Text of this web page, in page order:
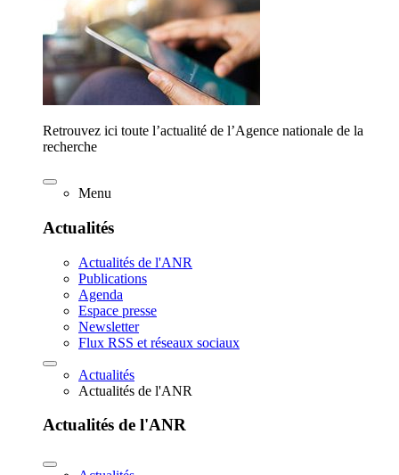
Retrouvez ici toute l’actualité de l’Agence nationale de la
recherche
Menu
Actualités
Actualités de l'ANR
Publications
Agenda
Espace presse
Newsletter
Flux RSS et réseaux sociaux
Actualités
Actualités de l'ANR
Actualités de l'ANR